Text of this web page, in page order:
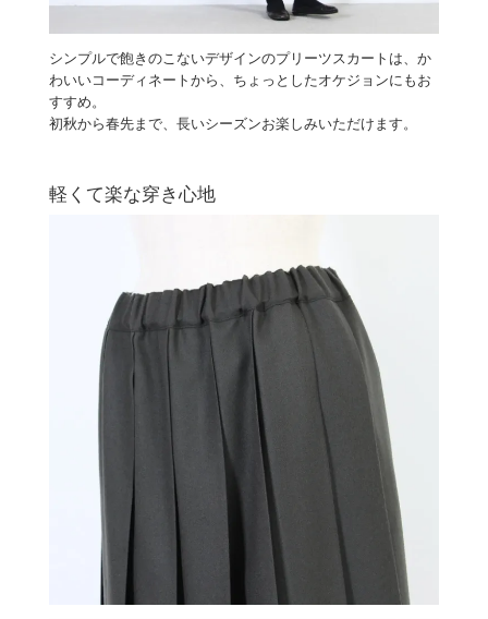
シンプルで飽きのこないデザインのプリーツスカートは、か
わいいコーディネートから、ちょっとしたオケジョンにもお
すすめ。
初秋から春先まで、長いシーズンお楽しみいただけます。
軽くて楽な穿き心地